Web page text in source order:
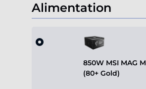
Alimentation
850W MSI MAG
(80+ Gold)